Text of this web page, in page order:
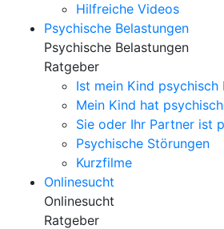
Hilfreiche Videos
Psychische Belastungen
Psychische Belastungen
Ratgeber
Ist mein Kind psychisch
Mein Kind hat
Sie oder Ihr Partner ist
Psychische Störungen
Kurzfilme
Onlinesucht
Onlinesucht
Ratgeber